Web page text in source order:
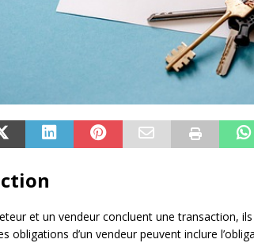
et un vendeur concluent une transaction,
obligations d’un vendeur peuvent inclure